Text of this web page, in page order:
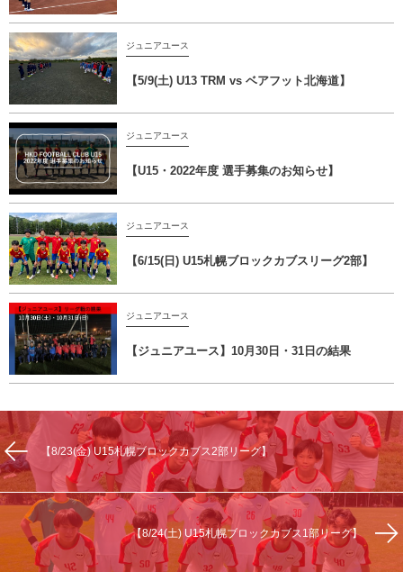
ジュニアユース
【5/9(土) U13 TRM vs ベアフット北海道】
ジュニアユース
【U15・2022年度 選手募集のお知らせ】
ジュニアユース
【6/15(日) U15札幌ブロックカブスリーグ2部】
ジュニアユース
【ジュニアユース】10月30日・31日の結果
【8/23(金) U15札幌ブロックカブス2部リーグ】
【8/24(土) U15札幌ブロックカブス1部リーグ】